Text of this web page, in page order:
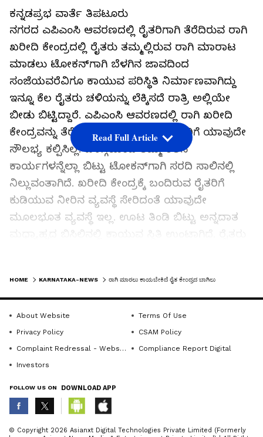
ಕನ್ನಡಪ್ರಭ ವಾರ್ತೆ ತಿಪಟೂರು
ನಗರದ ಎಪಿಎಂಸಿ ಆವರಣದಲ್ಲಿ ರೈತರಿಗಾಗಿ ತೆರೆದಿರುವ ರಾಗಿ
ಖರೀದಿ ಕೇಂದ್ರದಲ್ಲಿ ರೈತರು ತಮ್ಮಲ್ಲಿರುವ ರಾಗಿ ಮಾರಾಟ
ಮಾಡಲು ಟೋಕನ್‌ಗಾಗಿ ಬೆಳಗಿನ ಜಾವದಿಂದ
ಸಂಜೆಯವರೆವಿಗೂ ಕಾಯುವ ಪರಿಸ್ಥಿತಿ ನಿರ್ಮಾಣವಾಗಿದ್ದು
ಇನ್ನೂ ಕೆಲ ರೈತರು ಚಳಿಯನ್ನು ಲೆಕ್ಕಿಸದೆ ರಾತ್ರಿ ಅಲ್ಲಿಯೇ
ಬೀಡು ಬಿಟ್ಟಿದ್ದಾರೆ. ಎಪಿಎಂಸಿ ಆವರಣದಲ್ಲಿ ರಾಗಿ ಖರೀದಿ
ಕೇಂದ್ರವನ್ನು ತೆರೆದಿರುವುದು ಬಿಟ್ಟರೆ ಇಲ್ಲಿ ರೈತರಿಗೆ ಯಾವುದೇ
ಸೌಲಭ್ಯ ಕಲ್ಪಿಸಿಲ್ಲ. ಬೆಳಗ್ಗೆಯಿಂದ ತಮ್ಮ ಕೆಲಸ
ಕಾರ್ಯಗಳನ್ನೆಲ್ಲಾ ಬಿಟ್ಟು ಟೋಕನ್‌ಗಾಗಿ ಸರದಿ ಸಾಲಿನಲ್ಲಿ
ನಿಲ್ಲುವಂತಾಗಿದೆ. ಖರೀದಿ ಕೇಂದ್ರಕ್ಕೆ ಬಂದಿರುವ ರೈತರಿಗೆ
ಕುಡಿಯುವ ನೀರಿನ ವ್ಯವಸ್ಥೆ ಸೇರಿದಂತೆ ಯಾವುದೇ
ಮೂಲಭೂತ ವ್ಯವಸ್ಥೆ ಇಲ್ಲ. ಊಟ ತಿಂಡಿ ಬಿಟ್ಟು ಅನ್ನದಾತ
ಕೇಂದ್ರದ ಮುಂದೆ ಟೋಕನ್‌ಗಾಗಿ ನಿಲ್ಲುವಂತಾಗಿದೆ. ಖರೀದಿ
ಕೌಂಟರ್‌ಗಳನ್ನು ಹೆಚ್ಚು ಮಾಡಿದ್ದರೆ ರೈತರಿಗೆ ಇಂತಹ ಸ್ಥಿತಿ
ಬರುತ್ತಿರಲಿಲ್ಲ. ಅಧಿಕಾರಿಗಳಿಗೆ ಕನಿಷ್ಠ ಮಾನವೀಯತೆ
ಇಲ್ಲದಂತಾಗಿದೆ. ರೈತರನ್ನು ಪ್ರತಿ ಬಾರಿಯೂ ಇಂತಹ ಸಂಕಷ್ಟಕ್ಕೆ
ದೂಡುತ್ತಿದ್ದಾರೆ. ಜಿಲ್ಲಾಧಿಕಾರಿಗಳು ಇತ್ತ ಗಮನಹರಿಸಿ ಕೌಂಟರ್
ಸಂಖ್ಯೆಯನ್ನು ಹೆಚ್ಚಳ ಮಾಡಬೇಕು. ಅಥವಾ ಗ್ರಾಮ
ಪಂಚಾಯಿತಿ ಮಟ್ಟದಲ್ಲಿ ಟೋಕನ್ ವ್ಯವಸ್ಥೆ ಮಾಡಬೇಕೆಂದು
ರೈತರು ಆಗ್ರಹಿಸಿದ್ದಾರೆ. ಕೋಟ್ 1 :
Read Full Article
ABOUT THE AUTHOR
HOME KARNATAKA-NEWS ರಾಗಿ ಮಾರಲು ಕಾಯಬೇಕಿದೆ ರೈತ ಕೇಂದ್ರದ ಬಾಗಿಲು
About Website
Terms Of Use
Privacy Policy
CSAM Policy
Complaint Redressal - Website
Compliance Report Digital
Investors
FOLLOW US ON DOWNLOAD APP
© Copyright 2026 Asianxt Digital Technologies Private Limited (Formerly